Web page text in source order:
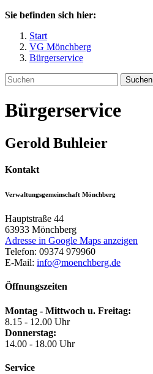
Sie befinden sich hier:
Start
VG Mönchberg
Bürgerservice
Suchen
Bürgerservice
Gerold Buhleier
Kontakt
Verwaltungsgemeinschaft Mönchberg
Hauptstraße 44
63933 Mönchberg
Adresse in Google Maps anzeigen
Telefon: 09374 979960
E-Mail: info@moenchberg.de
Öffnungszeiten
Montag - Mittwoch u. Freitag:
8.15 - 12.00 Uhr
Donnerstag:
14.00 - 18.00 Uhr
Service